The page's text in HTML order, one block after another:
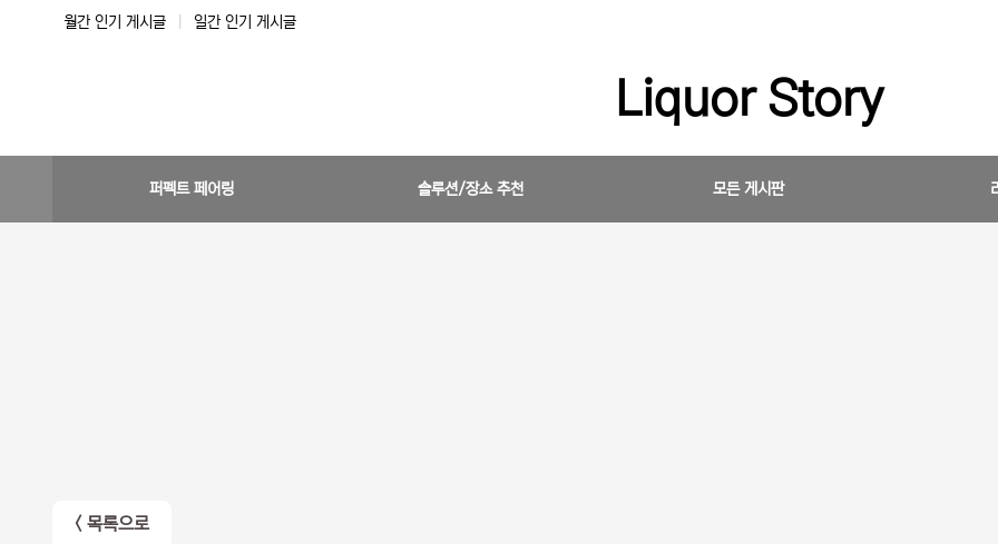
월간 인기 게시글 일간 인기 게시글
Liquor Story
퍼펙트 페어링 솔루션/장소 추천 모든 게시판
< 목록으로